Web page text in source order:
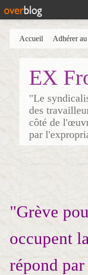
EX
"Le
des
côté de
par
Accueil Adhérer
"Grève
occupent
répond